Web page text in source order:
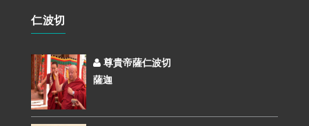
仁波切
尊貴帝薩仁波切
薩迦